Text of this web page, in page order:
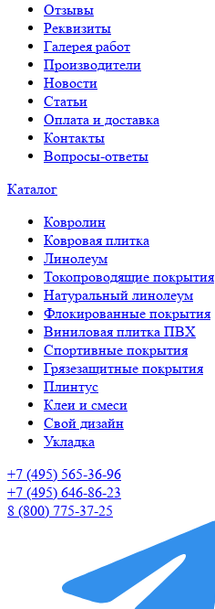
Отзывы
Реквизиты
Галерея работ
Производители
Новости
Статьи
Оплата и доставка
Контакты
Вопросы-ответы
Каталог
Ковролин
Ковровая плитка
Линолеум
Токопроводящие покрытия
Натуральный линолеум
Флокированные покрытия
Виниловая плитка ПВХ
Спортивные покрытия
Грязезащитные покрытия
Плинтус
Клеи и смеси
Свой дизайн
Укладка
+7 (495) 565-36-96
+7 (495) 646-86-23
8 (800) 775-37-25